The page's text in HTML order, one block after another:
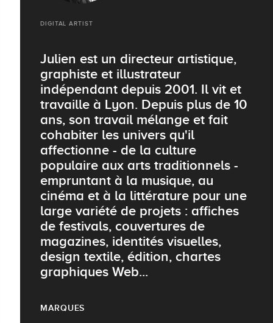
DIGITAL ARTIST
Julien est un directeur artistique,
graphiste et illustrateur
indépendant depuis 2001. Il vit et
travaille à Lyon. Depuis plus de 10
ans, son travail mélange et fait
cohabiter les univers qu'il
affectionne - de la culture
populaire aux arts traditionnels -
empruntant à la musique, au
cinéma et à la littérature pour une
large variété de projets : affiches
de festivals, couvertures de
magazines, identités visuelles,
design textile, édition, chartes
graphiques Web...
MARQUES